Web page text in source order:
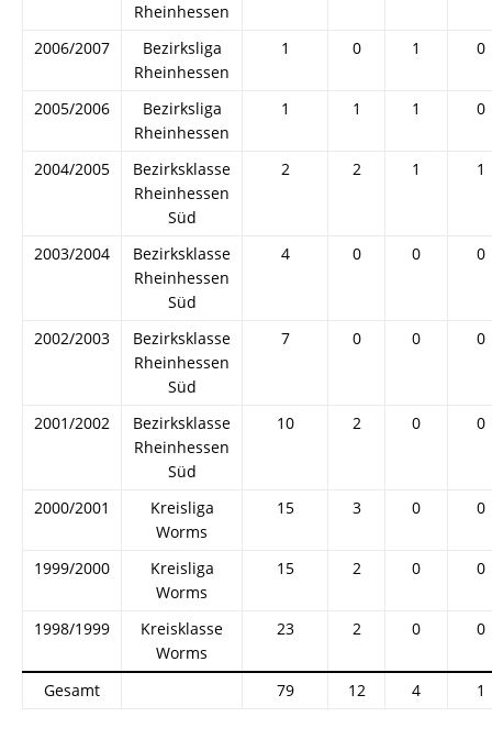
Rheinhessen
2006/2007
Bezirksliga
Rheinhessen
1 0 1 0
2005/2006
Bezirksliga
Rheinhessen
1 1 1 0
2004/2005
Bezirksklasse
Rheinhessen
Süd
2 2 1 1
2003/2004
Bezirksklasse
Rheinhessen
Süd
4 0 0 0
2002/2003
Bezirksklasse
Rheinhessen
Süd
7 0 0 0
2001/2002
Bezirksklasse
Rheinhessen
Süd
10 2 0 0
2000/2001
Kreisliga
Worms
15 3 0 0
1999/2000
Kreisliga
Worms
15 2 0 0
1998/1999
Kreisklasse
Worms
23 2 0 0
Gesamt 79 12 4 1